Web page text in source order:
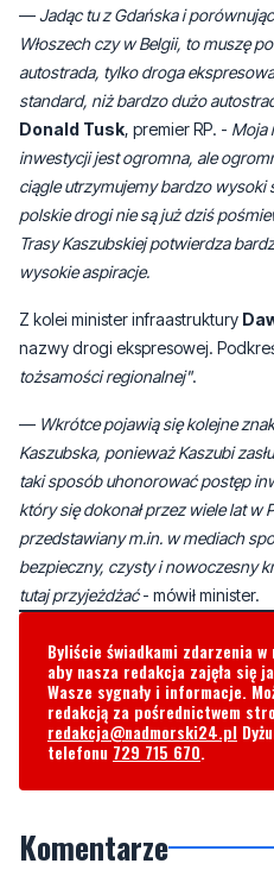
—Jadąc tu z Gdańska i
Włoszech czy w Belgii, to muszę
autostrada, tylko droga
standard, niż bardzo dużo
Donald Tusk, premier RP. - Moja
inwestycji jest ogromna, ale
ciągle utrzymujemy bardzo
polskie drogi nie są już dziś
Trasy Kaszubskiej potwierdza
wysokie aspiracje.
Z kolei minister infraastruktury
nazwy drogi ekspresowej.
tożsamości regionalnej".
— Wkrótce pojawią się kolejne
Kaszubska, ponieważ Kaszubi
taki sposób uhonorować postęp
który się dokonał przez wiele lat w
przedstawiany m.in. w mediach
bezpieczny, czysty i nowoczesny
tutaj przyjeżdżać- mówił minister.
Byliście świadkami zdarzenia
aby nasza redakcja zajęła się
Wasze sygnały i informacje.
redakcją za pośrednictwem
redakcja@nadmorski24.pl
telefonu 729 715 670.
Komentarze